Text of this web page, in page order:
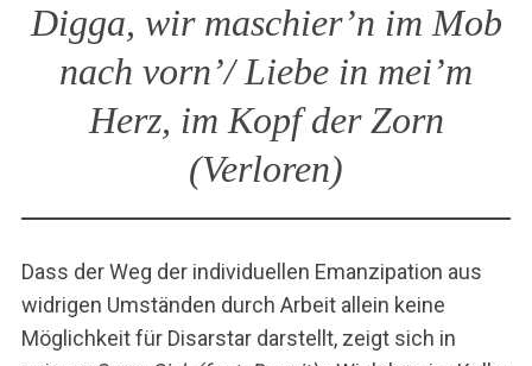
Digga, wir maschier’n im Mob
nach vorn’/ Liebe in mei’m
Herz, im Kopf der Zorn
(Verloren)
Dass der Weg der individuellen Emanzipation aus
widrigen Umständen durch Arbeit allein keine
Möglichkeit für Disarstar darstellt, zeigt sich in